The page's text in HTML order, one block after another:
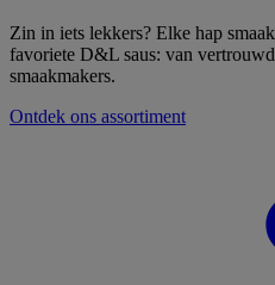
Zin in iets lekkers? Elke hap
favoriete D&L saus: van
smaakmakers.
Ontdek ons assortiment